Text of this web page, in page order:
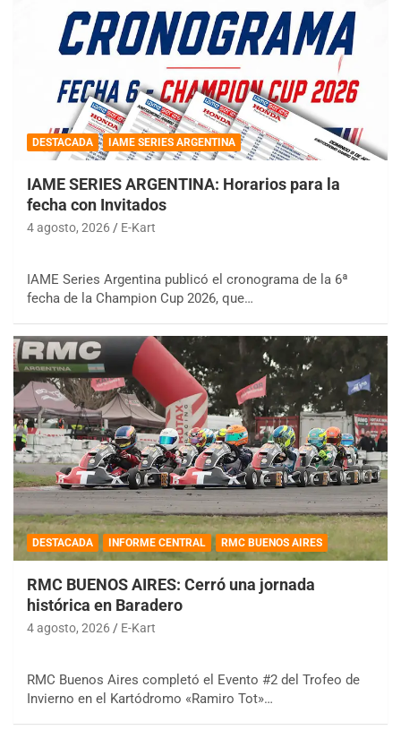
DESTACADA IAME SERIES ARGENTINA
IAME SERIES ARGENTINA: Horarios para la
fecha con Invitados
4 agosto, 2026 E-Kart
IAME Series Argentina publicó el cronograma de la 6ª
fecha de la Champion Cup 2026, que…
DESTACADA INFORME CENTRAL RMC BUENOS AIRES
RMC BUENOS AIRES: Cerró una jornada
histórica en Baradero
4 agosto, 2026 E-Kart
RMC Buenos Aires completó el Evento #2 del Trofeo de
Invierno en el Kartódromo «Ramiro Tot»…